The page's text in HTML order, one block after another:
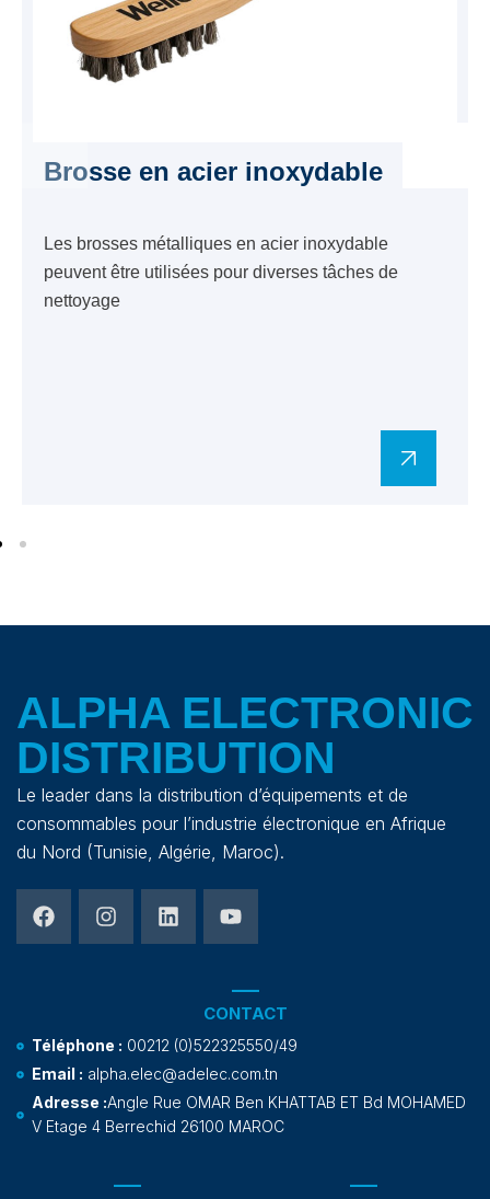
Brosse en acier inoxydable
Les brosses métalliques en acier inoxydable
peuvent être utilisées pour diverses tâches de
nettoyage
ALPHA ELECTRONIC
DISTRIBUTION
Le leader dans la distribution d’équipements et de
consommables pour l’industrie électronique en Afrique
du Nord (Tunisie, Algérie, Maroc).
CONTACT
Téléphone : 00212 (0)522325550/49
Email : alpha.elec@adelec.com.tn
Adresse :Angle Rue OMAR Ben KHATTAB ET Bd MOHAMED
V Etage 4 Berrechid 26100 MAROC